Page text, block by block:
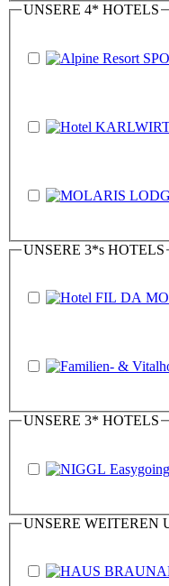
UNSERE 4* HOTELS
UNSERE 3*s HOTELS
UNSERE 3* HOTELS
UNSERE WEITEREN